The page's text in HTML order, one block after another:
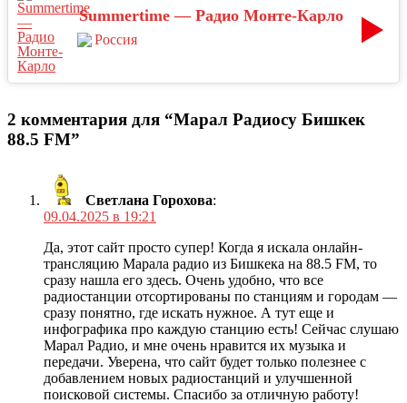
Summertime — Радио Монте-Карло
Россия
2 комментария для “Марал Радиосу Бишкек
88.5 FM”
Светлана Горохова:
09.04.2025 в 19:21
Да, этот сайт просто супер! Когда я искала онлайн-
трансляцию Марала радио из Бишкека на 88.5 FM, то
сразу нашла его здесь. Очень удобно, что все
радиостанции отсортированы по станциям и городам —
сразу понятно, где искать нужное. А тут еще и
инфографика про каждую станцию есть! Сейчас слушаю
Марал Радио, и мне очень нравится их музыка и
передачи. Уверена, что сайт будет только полезнее с
добавлением новых радиостанций и улучшенной
поисковой системы. Спасибо за отличную работу!